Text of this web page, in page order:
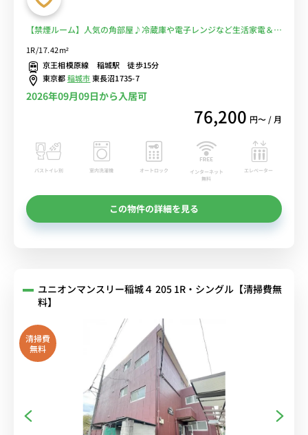
【禁煙ルーム】人気の角部屋♪冷蔵庫や電子レンジなど生活家電＆デ
便利なアメリア稲城ショッピングセンターまで徒歩約10分■選べる
Wi-Fi格安レンタル中！
1R/17.42m²
京王相模原線 稲城駅 徒歩15分
東京都稲城市東長沼1735-7
2026年09月09日から入居可
76,200 円〜 / 月
バストイレ別 室内洗濯機 オートロック
インターネット
無料
エレベーター
この物件の詳細を見る
ユニオンマンスリー稲城４ 205 1R・シングル【清掃費無
料】
清掃費
無料